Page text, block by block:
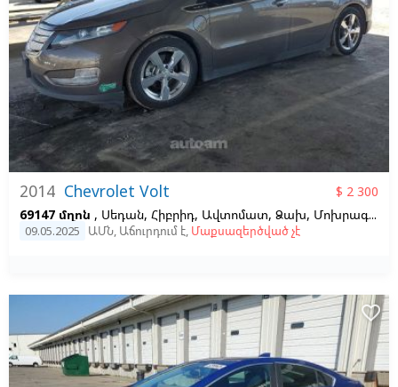
2014 Chevrolet Volt
$ 2 300
69147 մղոն , Սեդան, Հիբրիդ, Ավտոմատ, Ձախ, Մոխրագույն
09.05.2025 ԱՄՆ, Աճուրդում է, Մաքսազերծված չէ
favorite_border